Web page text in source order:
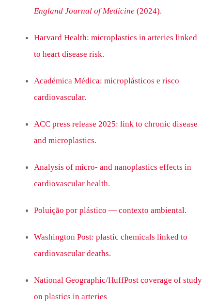
England Journal of Medicine (2024).
Harvard Health: microplastics in arteries linked
to heart disease risk.
Académica Médica: microplásticos e risco
cardiovascular.
ACC press release 2025: link to chronic disease
and microplastics.
Analysis of micro- and nanoplastics effects in
cardiovascular health.
Poluição por plástico — contexto ambiental.
Washington Post: plastic chemicals linked to
cardiovascular deaths.
National Geographic/HuffPost coverage of study
on plastics in arteries